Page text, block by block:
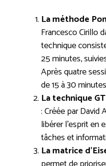
La méthode
Francesco Cirillo
technique
25 minutes,
Après quatre
de 15 à 30
La technique
: Créée par
libérer l’esprit en
tâches et
La matrice